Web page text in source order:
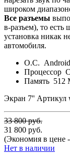
широком
Все разъемы
в-разъем), то есть
установка никак
автомобиля.
О.С. Android
Процессор
Память 512
Экран 7'' Артикул
33 800 руб.
31 800 руб.
(Экономия в цене
Нет в наличии